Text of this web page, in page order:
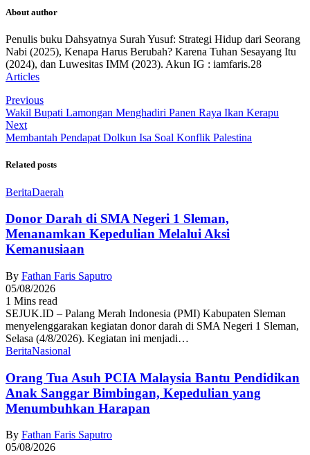
About author
Penulis buku Dahsyatnya Surah Yusuf: Strategi Hidup dari Seorang
Nabi (2025), Kenapa Harus Berubah? Karena Tuhan Sesayang Itu
(2024), dan Luwesitas IMM (2023). Akun IG : iamfaris.28
Articles
Previous
Wakil Bupati Lamongan Menghadiri Panen Raya Ikan Kerapu
Next
Membantah Pendapat Dolkun Isa Soal Konflik Palestina
Related posts
BeritaDaerah
Donor Darah di SMA Negeri 1 Sleman,
Menanamkan Kepedulian Melalui Aksi
Kemanusiaan
By Fathan Faris Saputro
05/08/2026
1 Mins read
SEJUK.ID – Palang Merah Indonesia (PMI) Kabupaten Sleman
menyelenggarakan kegiatan donor darah di SMA Negeri 1 Sleman,
Selasa (4/8/2026). Kegiatan ini menjadi…
BeritaNasional
Orang Tua Asuh PCIA Malaysia Bantu Pendidikan
Anak Sanggar Bimbingan, Kepedulian yang
Menumbuhkan Harapan
By Fathan Faris Saputro
05/08/2026